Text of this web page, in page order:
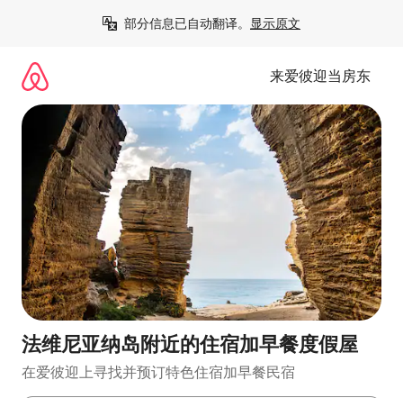
部分信息已自动翻译。 显示原文
来爱彼迎当房东
法维尼亚纳岛附近的住宿加早餐度假屋
在爱彼迎上寻找并预订特色住宿加早餐民宿